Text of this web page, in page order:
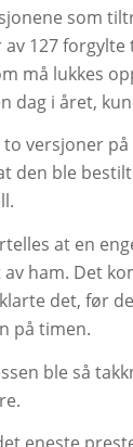
som
av 127
må lukkes
dag i året,
to versjoner
den ble
at en
av ham. Det
det, før
på timen.
ble så